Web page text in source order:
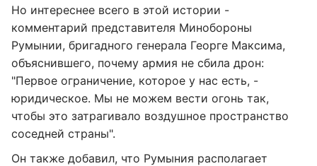
Но интереснее всего в этой истории -
комментарий представителя Минобороны
Румынии, бригадного генерала Георге Максима,
объяснившего, почему армия не сбила дрон:
"Первое ограничение, которое у нас есть, -
юридическое. Мы не можем вести огонь так,
чтобы это затрагивало воздушное пространство
соседней страны".
Он также добавил, что Румыния располагает